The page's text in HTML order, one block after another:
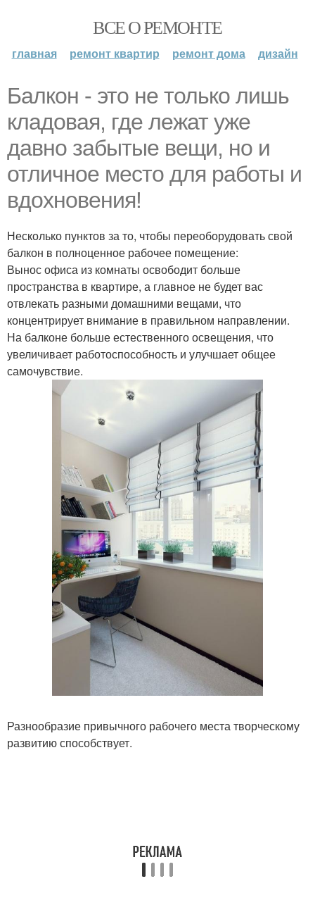
ВСЕ О РЕМОНТЕ
главная ремонт квартир ремонт дома дизайн
Балкон - это не только лишь
кладовая, где лежат уже
давно забытые вещи, но и
отличное место для работы и
вдохновения!
Несколько пунктов за то, чтобы переоборудовать свой
балкон в полноценное рабочее помещение:
Вынос офиса из комнаты освободит больше
пространства в квартире, а главное не будет вас
отвлекать разными домашними вещами, что
концентрирует внимание в правильном направлении.
На балконе больше естественного освещения, что
увеличивает работоспособность и улучшает общее
самочувствие.
Разнообразие привычного рабочего места творческому
развитию способствует.